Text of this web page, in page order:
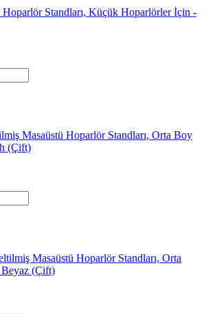
Hoparlör Standları, Küçük Hoparlörler İçin -
Masaüstü Hoparlör Standları, Orta Boy
(Çift)
Masaüstü Hoparlör Standları, Orta
(Çift)